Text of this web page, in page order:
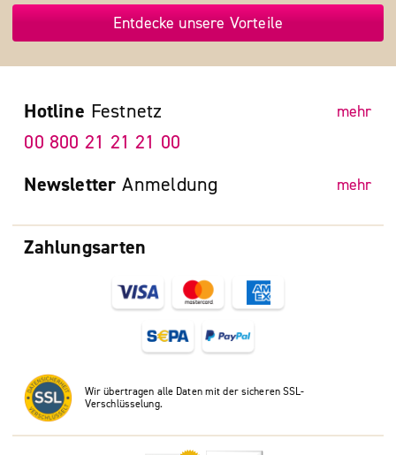
Entdecke unsere Vorteile
Zahlungsarten
Wir übertragen alle Daten mit der sicheren SSL-
Verschlüsselung.
Hotline Festnetz mehr
00 800 21 21 21 00
Newsletter Anmeldung mehr